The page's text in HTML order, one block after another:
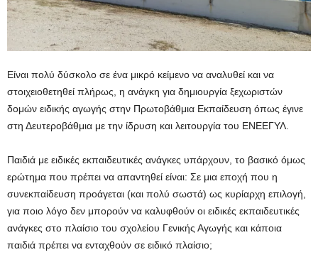
Είναι πολύ δύσκολο σε ένα μικρό κείμενο να αναλυθεί και να
στοιχειοθετηθεί πλήρως, η ανάγκη για δημιουργία ξεχωριστών
δομών ειδικής αγωγής στην Πρωτοβάθμια Εκπαίδευση όπως έγινε
στη Δευτεροβάθμια με την ίδρυση και λειτουργία του ΕΝΕΕΓΥΛ.
Παιδιά με ειδικές εκπαιδευτικές ανάγκες υπάρχουν, το βασικό όμως
ερώτημα που πρέπει να απαντηθεί είναι: Σε μια εποχή που η
συνεκπαίδευση προάγεται (και πολύ σωστά) ως κυρίαρχη επιλογή,
για ποιο λόγο δεν μπορούν να καλυφθούν οι ειδικές εκπαιδευτικές
ανάγκες στο πλαίσιο του σχολείου Γενικής Αγωγής και κάποια
παιδιά πρέπει να ενταχθούν σε ειδικό πλαίσιο;